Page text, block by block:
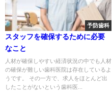
予防歯科
スタッフを確保するために必要
なこと
人材が確保しやすい経済状況の中でも人材
の確保が難しい歯科医院は存在しているよ
うです。 その一方で、求人をほとんど出
したことがないという歯科医...